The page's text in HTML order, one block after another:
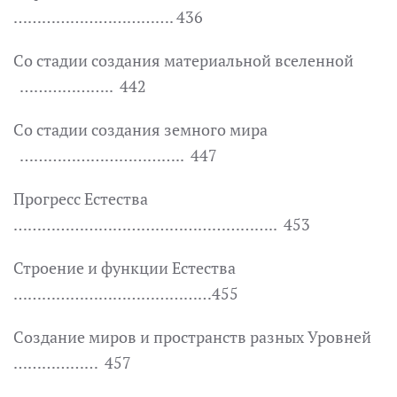
……………………………. 436
Со стадии создания материальной вселенной
……………….. 442
Со стадии создания земного мира
…………………………….. 447
Прогресс Естества
……………………………………………….. 453
Строение и функции Естества
……………………………………455
Создание миров и пространств разных Уровней
……………… 457